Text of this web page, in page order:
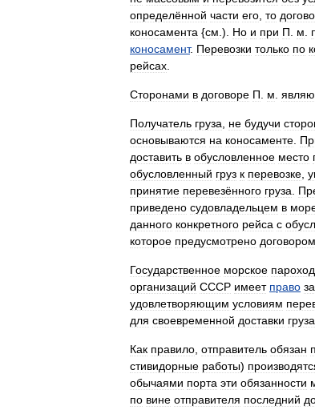
определённой части его то
коносамента {см .). Но и при П м
коносамент. Перевозки только по
рейсах
Сторонами в договоре П м
Получатель груза не будучи
основываются на коносаменте
доставить в обусловленное место
обусловленный груз к перевозке
принятие перевезённого груза
приведено судовладельцем в
данного конкретного рейса с
которое предусмотрено договором
Государственное морское
организаций СССР имеет право
удовлетворяющим условиям
для своевременной доставки груза
Как правило отправитель обязан
стивидорные работы)
обычаями порта эти обязанности
по вине отправителя последний